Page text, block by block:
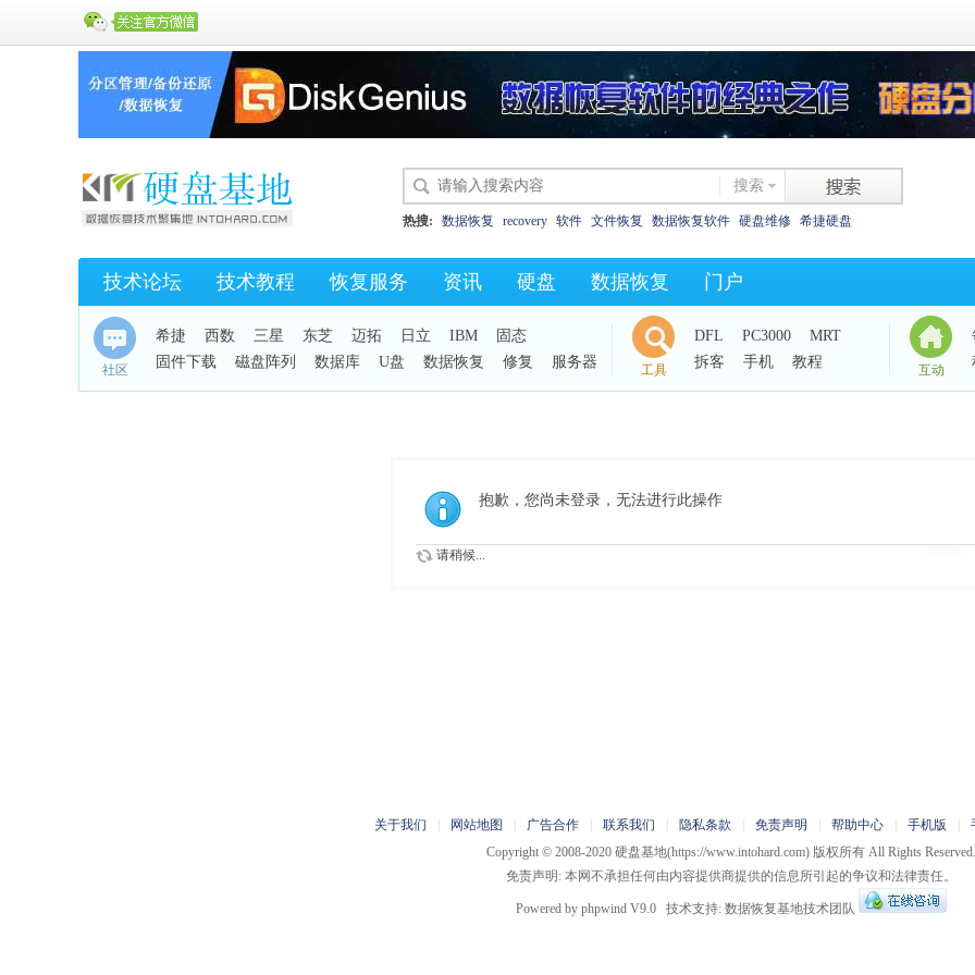
搜索
热搜: 数据恢复 recovery 软件 文件恢复 数据恢复软件 硬盘维修 希捷硬盘
KC43 保险 西数电路板 效率源dc
技术论坛 技术教程 恢复服务 资讯 硬盘 数据恢复 门户
社区
希捷 西数 三星 东芝 迈拓 日立 IBM
固态
固件下载
磁盘阵列 数据库 U盘 数据恢复 修复
服务器
手机恢复
工具
DFL PC3000
MRT
拆客
手机 教程 互动
抱歉，您尚未登录，无法进行此操作
请稍候...
关于我们 网站地图 广告合作 联系我们 隐私条款 免责声明 帮助中心 手机版
Copyright © 2008-2020 硬盘基地(https://www.intohard.com) 版权所有 All Rights Reserved.
免责声明: 本网不承担任何由内容提供商提供的信息所引起的争议和法律责任。
Powered by phpwind V9.0 技术支持: 数据恢复基地技术团队